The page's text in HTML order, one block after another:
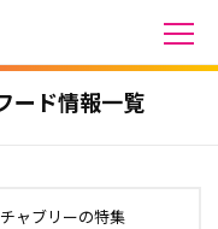
ード情報一覧
ャブリーの特集